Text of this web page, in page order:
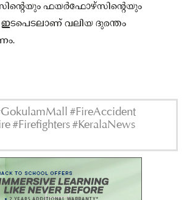
ഫയർഫോഴ്സിൻ്റെയും
വലിയ ദുരന്തം
#FireAccident
#Firefighters #KeralaNews